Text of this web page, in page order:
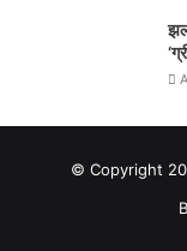
© Copyright